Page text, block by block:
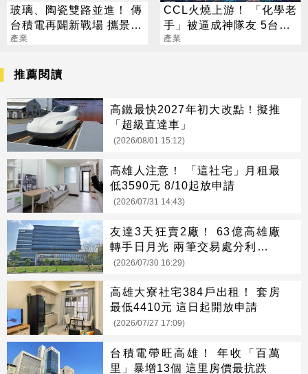
玻璃、陶瓷雙路並進！ 傳
台積電再闢新戰場 攜景碩
布局類EMIB
產業
CCL火燒上游！ 「化學老
手」被逼成神隊友 5台廠
默默發財
產業
推薦閱讀
高鐵最快2027年初大改點！擬推
「超級直達車」
(2026/08/01 15:12)
高雄人注意！ 「這社宅」月租最
低3590元 8/10起放申請
(2026/07/31 14:43)
友達3天狂賣2廠！ 63億高雄廠
轉手日月光 兩筆交易處分利益估
176.7億
(2026/07/30 16:29)
高雄大寮社宅384戶出租！ 套房
最低4410元 這日起開放申請
(2026/07/27 17:09)
台積電帶旺高雄！ 年收「百萬
里」暴增13個 這里房價最抗跌